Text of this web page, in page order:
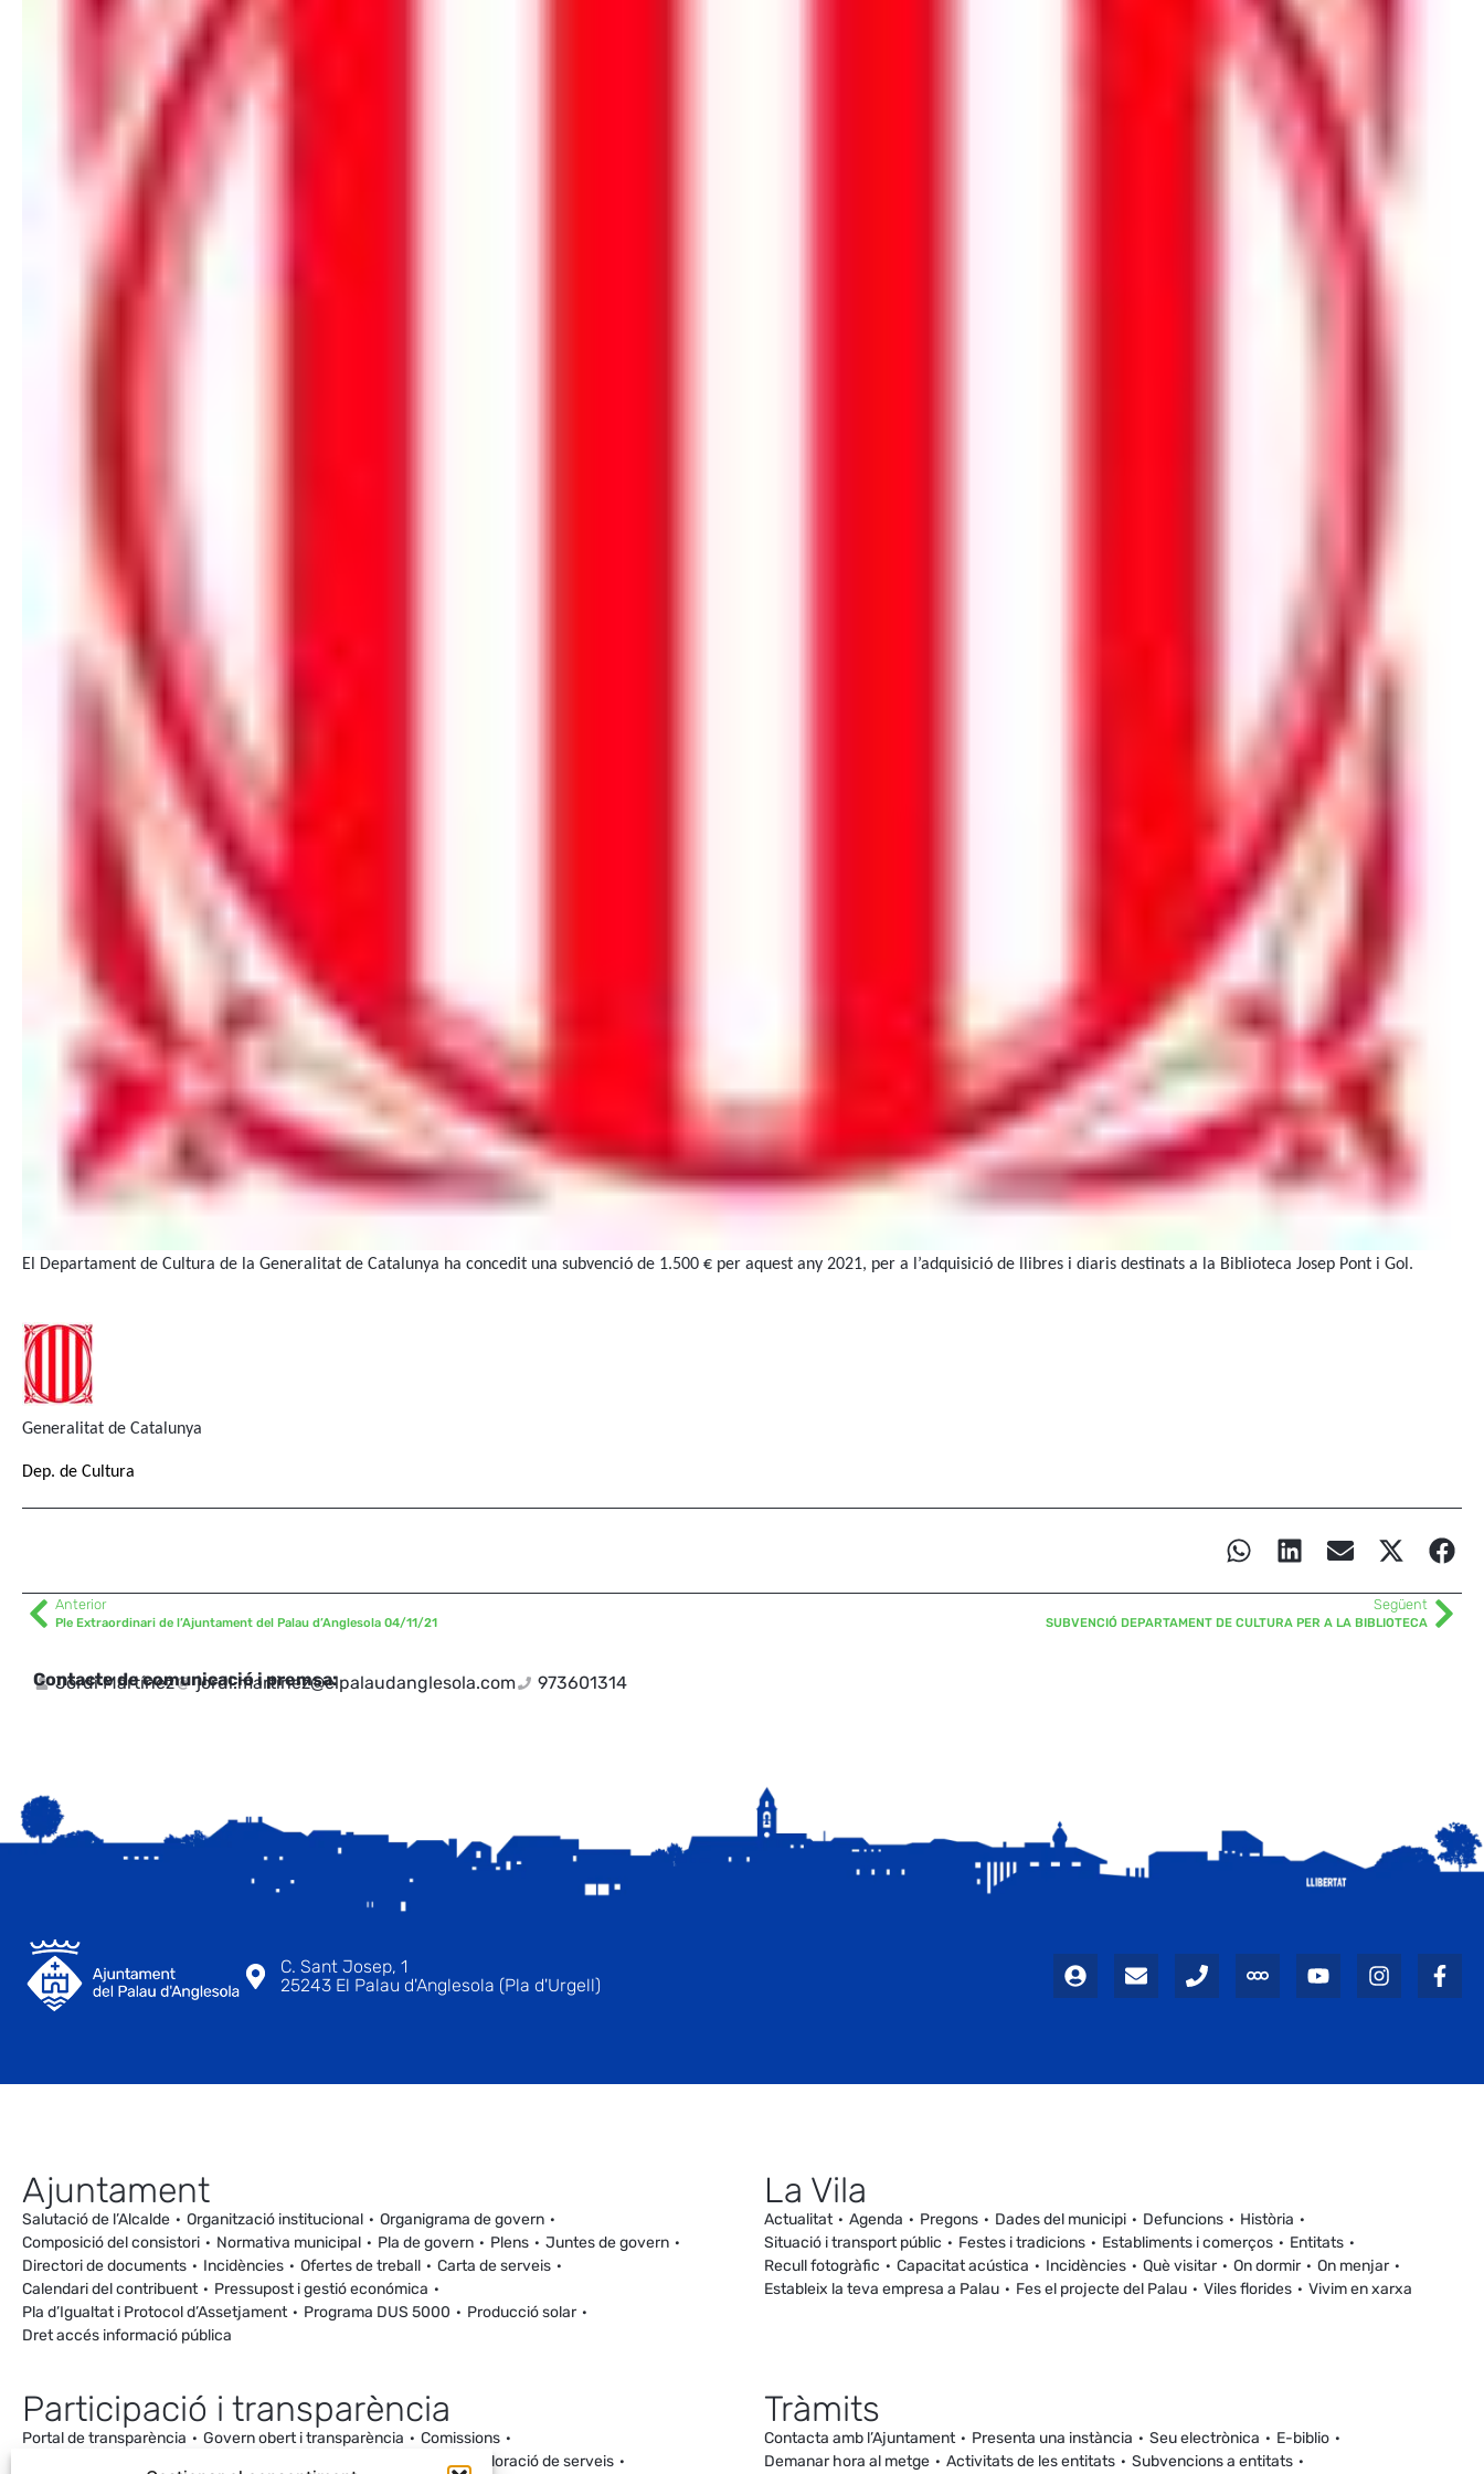
El Departament de Cultura de la Generalitat de Catalunya ha concedit una subvenció de 1.500 € per aquest any 2021, per a l’adquisició de llibres i diaris destinats a la Biblioteca Josep Pont i Gol.
Generalitat de Catalunya
Dep. de Cultura
Anterior
Ple Extraordinari de l’Ajuntament del Palau d’Anglesola 04/11/21
Següent
SUBVENCIÓ DEPARTAMENT DE CULTURA PER A LA BIBLIOTECA
Contacte de comunicació i premsa:
Jordi Martínez jordi.martinez@elpalaudanglesola.com 973601314
C. Sant Josep, 1
25243 El Palau d'Anglesola (Pla d'Urgell)
Ajuntament
Salutació de l’Alcalde Organització institucional
Organigrama de govern
Composició del consistori
Normativa municipal Pla de govern Plens
Juntes de govern
Directori de documents
Incidències Ofertes de treball
Carta de serveis
Calendari del contribuent
Pressupost i gestió económica
Pla d’Igualtat i Protocol d’Assetjament
Programa DUS 5000
Producció solar
Dret accés informació pública
La Vila
Actualitat Agenda Pregons Dades del municipi Defuncions
Història
Situació i transport públic
Festes i tradicions Establiments i comerços
Entitats
Recull fotogràfic
Capacitat acústica Incidències Què visitar On dormir
On menjar
Estableix la teva empresa a Palau
Fes el projecte del Palau Viles florides Vivim en xarxa
Participació i transparència
Portal de transparència Govern obert i transparència
Comissions
Processos participatius Valoració de serveis
Tràmits
Contacta amb l’Ajuntament Presenta una instància Seu electrònica
E-biblio
Demanar hora al metge
Activitats de les entitats Subvencions a entitats